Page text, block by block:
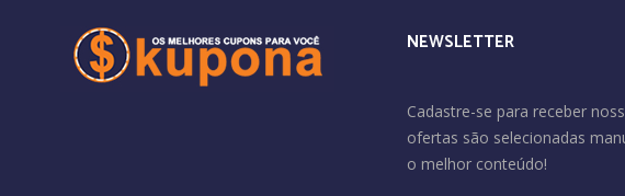
NEWSLETTER
Cadastre-se para receber
ofertas são selecionadas
o melhor conteúdo!